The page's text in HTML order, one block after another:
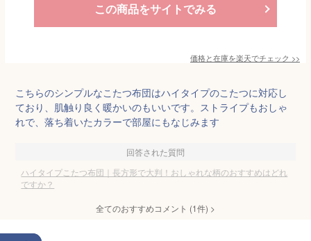
この商品をサイトでみる
価格と在庫を楽天でチェック >>
こちらのシンプルなこたつ布団はハイタイプのこたつに対応し
ており、肌触り良く暖かいのもいいです。ストライプもおしゃ
れで、落ち着いたカラーで部屋にもなじみます
回答された質問
ハイタイプこたつ布団｜長方形で大判！おしゃれな柄のおすすめはどれ
ですか？
全てのおすすめコメント (1件) >